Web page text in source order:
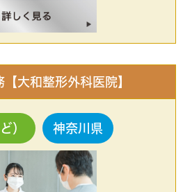
大和整形外科医院】
） 神奈川県